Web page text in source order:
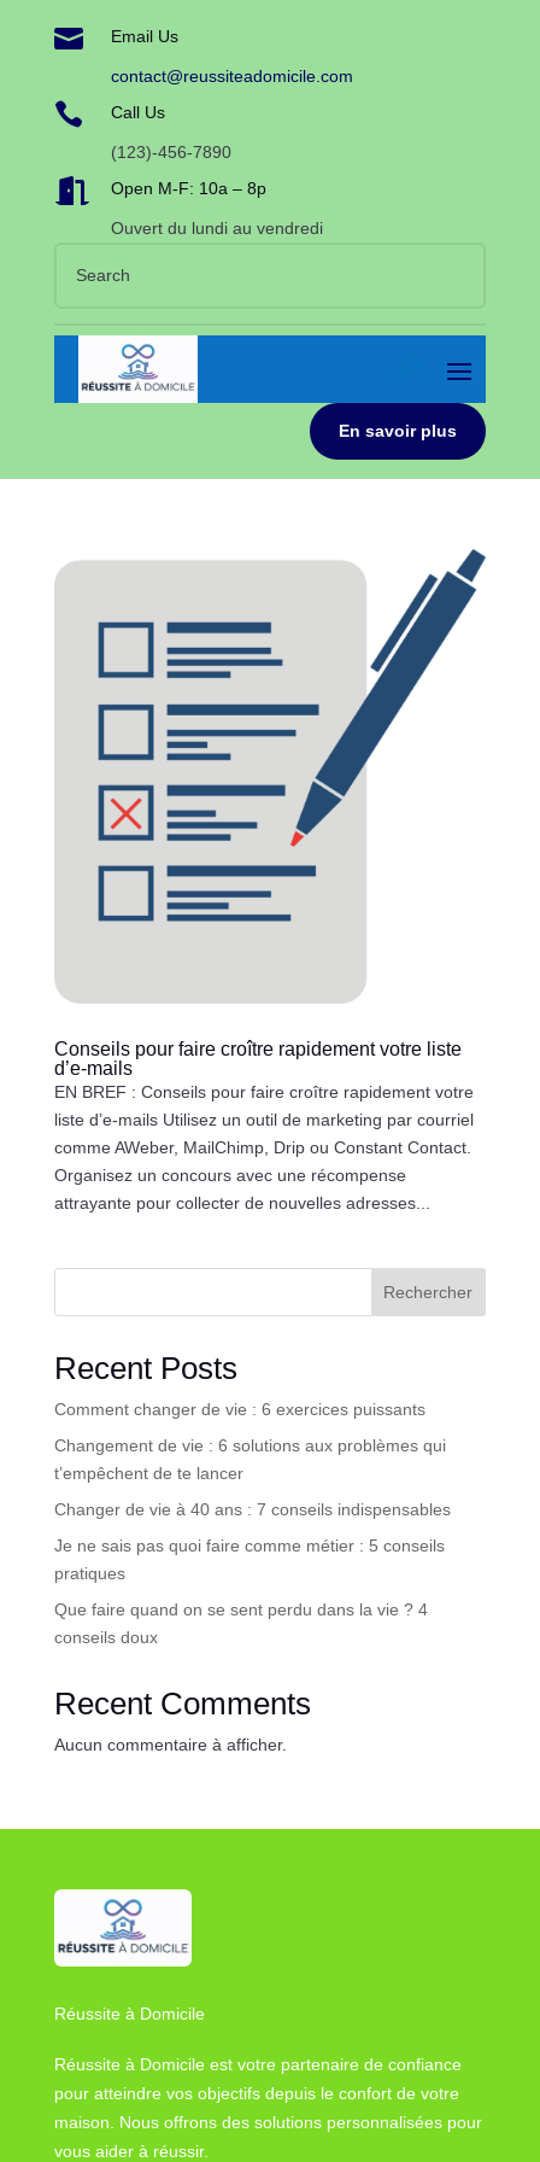
 Email Us
contact@reussiteadomicile.com
 Call Us
(123)-456-7890
 Open M-F: 10a – 8p
Ouvert du lundi au vendredi
En savoir plus
Conseils pour faire croître rapidement votre liste
d’e-mails
EN BREF : Conseils pour faire croître rapidement votre
liste d’e-mails Utilisez un outil de marketing par courriel
comme AWeber, MailChimp, Drip ou Constant Contact.
Organisez un concours avec une récompense
attrayante pour collecter de nouvelles adresses...
Rechercher
Recent Posts
Comment changer de vie : 6 exercices puissants
Changement de vie : 6 solutions aux problèmes qui
t’empêchent de te lancer
Changer de vie à 40 ans : 7 conseils indispensables
Je ne sais pas quoi faire comme métier : 5 conseils
pratiques
Que faire quand on se sent perdu dans la vie ? 4
conseils doux
Recent Comments
Aucun commentaire à afficher.
Réussite à Domicile
Réussite à Domicile est votre partenaire de confiance
pour atteindre vos objectifs depuis le confort de votre
maison. Nous offrons des solutions personnalisées pour
vous aider à réussir.